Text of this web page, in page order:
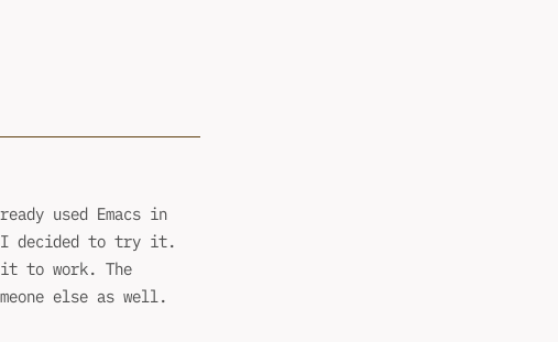
used Emacs in
I decided to try it.
to work. The
else as well.